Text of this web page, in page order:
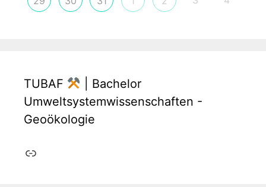
TUBAF
| Bachelor
Umweltsystemwissenschaften -
Geoökologie
Link